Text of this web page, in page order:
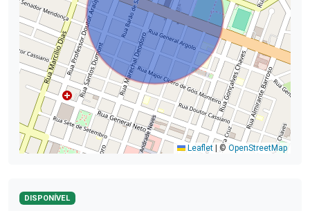
Leaflet | © OpenStreetMap
DISPONÍVEL